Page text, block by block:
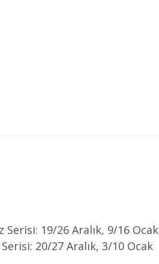
Serisi: 19/26 Aralık, 9/16 Ocak
20/27 Aralık, 3/10 Ocak